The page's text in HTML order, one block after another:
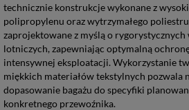
technicznie konstrukcje wykonane z
polipropylenu oraz wytrzymałego
zaprojektowane z myślą o
lotniczych, zapewniając optymalną
intensywnej eksploatacji. Wykorzystanie
miękkich materiałów tekstylnych pozwala
dopasowanie bagażu do specyfiki
konkretnego przewoźnika.